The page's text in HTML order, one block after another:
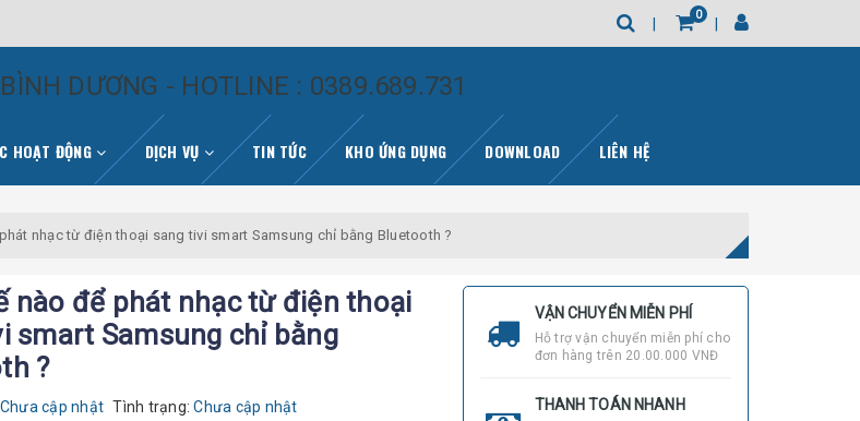
0
DƯƠNG - HOTLINE : 0389.689.731
HOẠT ĐỘNG DỊCH VỤ TIN TỨC KHO ỨNG DỤNG DOWNLOAD LIÊN HỆ
nhạc từ điện thoại sang tivi smart Samsung chỉ bằng Bluetooth ?
nào để phát nhạc từ điện thoại
smart Samsung chỉ bằng
?
Chưa cập nhật Tình trạng:Chưa cập nhật
VẬN CHUYỂN MIỄN PHÍ
Hỗ trợ vận chuyển miễn phí cho
đơn hàng trên 20.00.000 VNĐ
THANH TOÁN NHANH